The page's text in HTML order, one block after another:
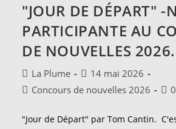
Prix
Du
Public.
"JOUR DE DÉPART" -
PARTICIPANTE AU
DE NOUVELLES 2026.
Auteur/autrice
de
La Plume
Publication
publiée :
14 mai 2026
PostConcours de nouvelles 2026
la
"Jour de Départ" par Tom Cantin.